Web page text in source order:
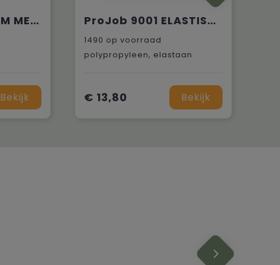
ProJob 9060 RIEM MET PLASTIEK GESP
Bekijk
ProJob 9001 ELASTISCHE RIEM MET PROJOB LOGO
1490 op voorraad
polypropyleen, elastaan
€ 13,80 Bekijk